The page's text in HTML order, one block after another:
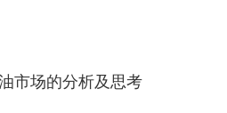
市场的分析及思考